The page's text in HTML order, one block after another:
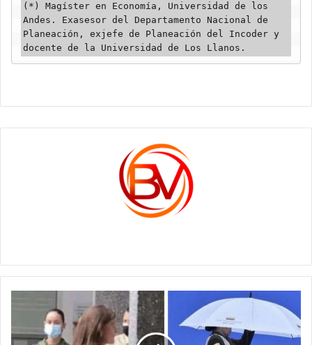
(*) Magíster en Economía, Universidad de los
Andes. Exasesor del Departamento Nacional de
Planeación, exjefe de Planeación del Incoder y
docente de la Universidad de Los Llanos.
mujer